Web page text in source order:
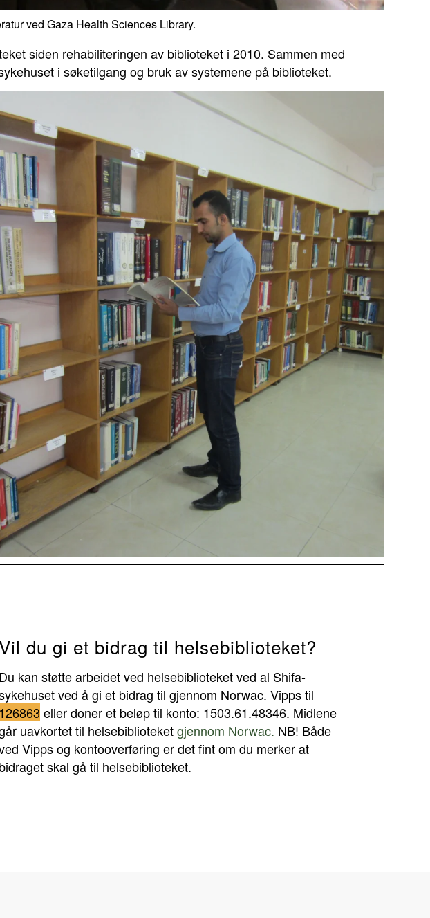
ved Gaza Health Sciences Library.
siden rehabiliteringen av biblioteket i 2010. Sammen med
i søketilgang og bruk av systemene på biblioteket.
Vil du gi et bidrag til helsebiblioteket?
Du kan støtte arbeidet ved helsebiblioteket ved al Shifa-
ved å gi et bidrag til gjennom Norwac. Vipps til
126863 eller doner et beløp til konto: 1503.61.48346. Midlene
uavkortet til helsebiblioteketgjennom Norwac. NB! Både
Vipps og kontooverføring er det fint om du merker at
bidraget skal gå til helsebiblioteket.